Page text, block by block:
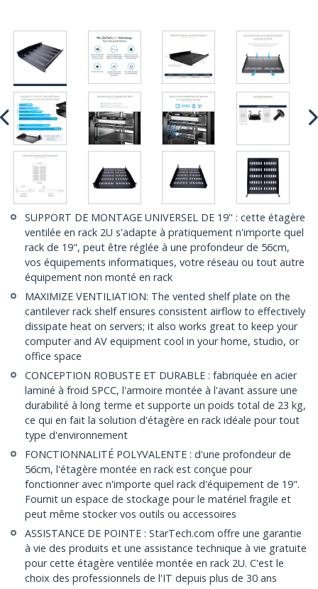
SUPPORT DE MONTAGE UNIVERSEL DE 19'' : cette étagère
ventilée en rack 2U s'adapte à pratiquement n'importe quel
rack de 19", peut être réglée à une profondeur de 56cm,
vos équipements informatiques, votre réseau ou tout autre
équipement non monté en rack
MAXIMIZE VENTILIATION: The vented shelf plate on the
cantilever rack shelf ensures consistent airflow to effectively
dissipate heat on servers; it also works great to keep your
computer and AV equipment cool in your home, studio, or
office space
CONCEPTION ROBUSTE ET DURABLE : fabriquée en acier
laminé à froid SPCC, l'armoire montée à l'avant assure une
durabilité à long terme et supporte un poids total de 23 kg,
ce qui en fait la solution d'étagère en rack idéale pour tout
type d'environnement
FONCTIONNALITÉ POLYVALENTE : d'une profondeur de
56cm, l'étagère montée en rack est conçue pour
fonctionner avec n'importe quel rack d'équipement de 19".
Fournit un espace de stockage pour le matériel fragile et
peut même stocker vos outils ou accessoires
ASSISTANCE DE POINTE : StarTech.com offre une garantie
à vie des produits et une assistance technique à vie gratuite
pour cette étagère ventilée montée en rack 2U. C'est le
choix des professionnels de l'IT depuis plus de 30 ans